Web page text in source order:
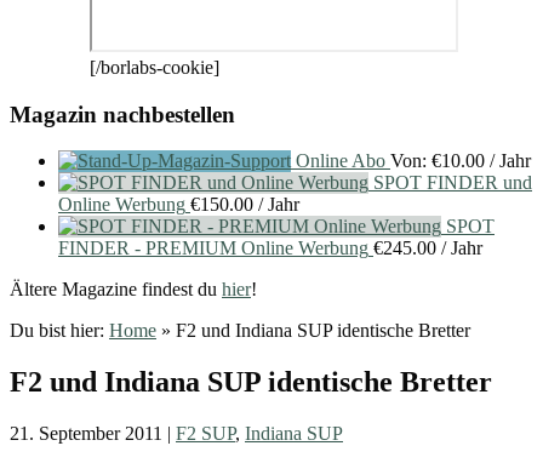
[/borlabs-cookie]
Magazin nachbestellen
Online Abo Von: €10.00 / Jahr
SPOT FINDER und
Online Werbung €150.00 / Jahr
SPOT
FINDER - PREMIUM Online Werbung €245.00 / Jahr
Ältere Magazine findest du hier!
Du bist hier: Home » F2 und Indiana SUP identische Bretter
F2 und Indiana SUP identische Bretter
21. September 2011 | F2 SUP, Indiana SUP